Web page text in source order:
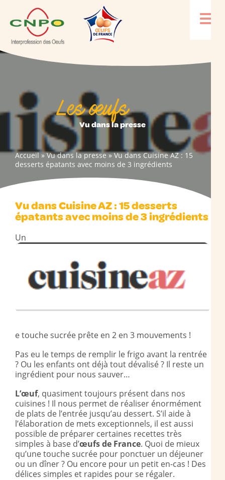
Les œufs
Vu dans la presse
Accueil»Vu dans la presse»Vu dans Cuisine AZ : 15
desserts épatants avec moins de 3 ingrédients
Vu dans Cuisine AZ : 15 desserts
épatants avec moins de 3 ingrédients
Un
e touche sucrée prête en 2 en 3 mouvements !
Pas eu le temps de remplir le frigo avant la rentrée
? Ou les enfants ont déjà tout dévalisé ? Il reste un
ingrédient pour nous sauver…
L’œuf, quasiment toujours présent dans nos
cuisines ! Il nous permet de réaliser énormément
de plats de l’entrée jusqu’au dessert. S’il aide à
l’élaboration de mets exceptionnels, il est aussi
possible de préparer certaines recettes très
simples à base d’œufs de France. Quoi de mieux
qu’une touche sucrée pour ponctuer un déjeuner
ou un dîner ? Ou encore pour un petit en-cas ! Des
délices simples et rapides pour se régaler.